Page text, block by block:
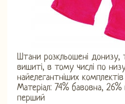
Штани розкльошені донизу,
вишиті, в тому числі по
найелегантніших
Матеріал: 74% бавовна, 26%
перший